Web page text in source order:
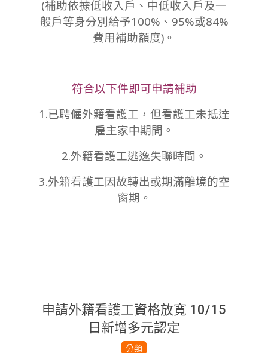
(補助依據低收入戶、中低收入戶及一
般戶等身分別給予100%、95%或84%
費用補助額度)。
符合以下件即可申請補助
1.已聘僱外籍看護工，但看護工未抵達
雇主家中期間。
2.外籍看護工逃逸失聯時間。
3.外籍看護工因故轉出或期滿離境的空
窗期。
申請外籍看護工資格放寬 10/15
日新增多元認定
分類